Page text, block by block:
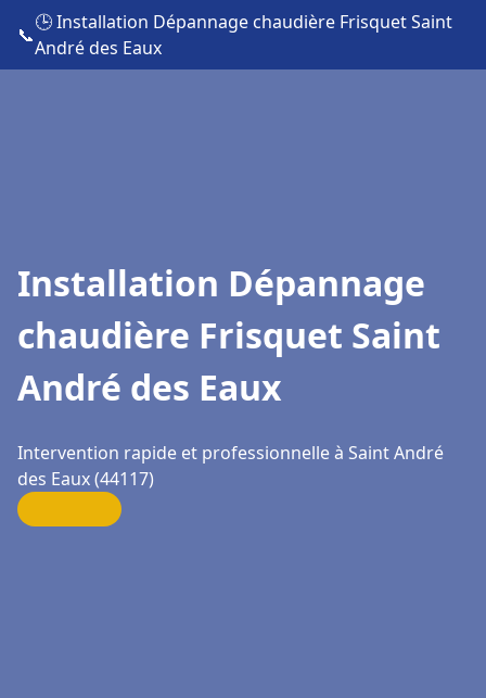
📞
🕒 Installation Dépannage chaudière Frisquet Saint
André des Eaux
Installation Dépannage
chaudière Frisquet Saint
André des Eaux
Intervention rapide et professionnelle à Saint André
des Eaux (44117)